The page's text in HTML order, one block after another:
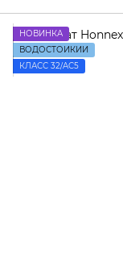
НОВИНКА
ВОДОСТОЙКИЙ
КЛАСС 32/AC5